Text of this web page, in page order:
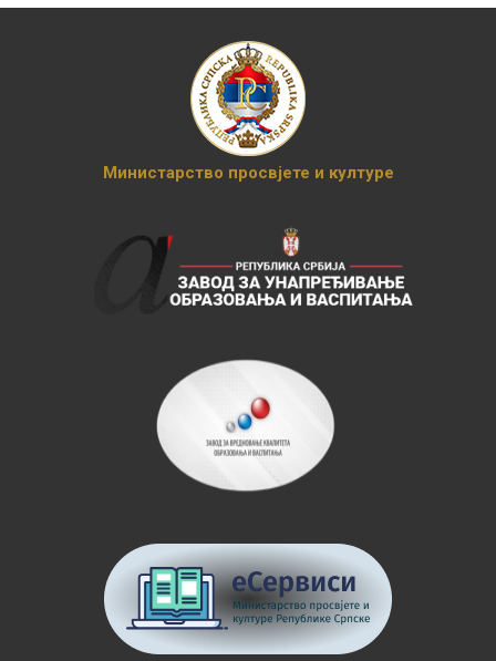
Министарство просвјете и културе